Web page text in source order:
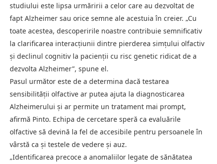
studiului este lipsa urmăririi a celor care au dezvoltat de
fapt Alzheimer sau orice semne ale acestuia în creier. „Cu
toate acestea, descoperirile noastre contribuie semnificativ
la clarificarea interacțiunii dintre pierderea simțului olfactiv
și declinul cognitiv la pacienții cu risc genetic ridicat de a
dezvolta Alzheimer”, spune el.
Pasul următor este de a determina dacă testarea
sensibilității olfactive ar putea ajuta la diagnosticarea
Alzheimerului și ar permite un tratament mai prompt,
afirmă Pinto. Echipa de cercetare speră ca evaluările
olfactive să devină la fel de accesibile pentru persoanele în
vârstă ca și testele de vedere și auz.
„Identificarea precoce a anomaliilor legate de sănătatea